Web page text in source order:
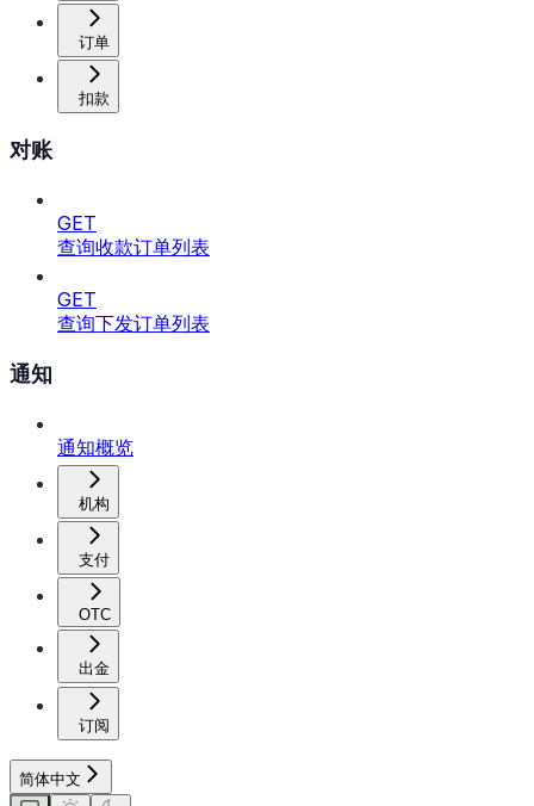
订单
扣款
对账
GET
查询收款订单列表
GET
查询下发订单列表
通知
通知概览
机构
支付
OTC
出金
订阅
简体中文